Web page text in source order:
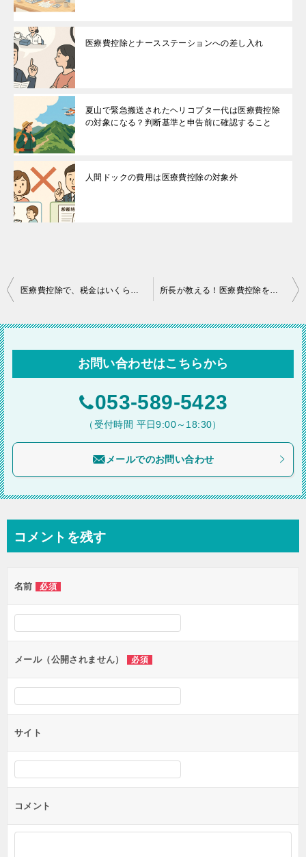
医療費控除とナースステーションへの差し入れ
夏山で緊急搬送されたヘリコプター代は医療費控除
の対象になる？判断基準と申告前に確認すること
人間ドックの費用は医療費控除の対象外
投
ナ
ビ
ゲ
ョ
医療費控除で、税金はいくら安くなるの？ 所長が教える！医療費控除を賢く使う３つのコツ
お問い合わせはこちらから
053-589-5423
（受付時間 平日9:00～18:30）
メールでのお問い合わせ
コメントを残す
名前 必須
メール（公開されません） 必須
サイト
コメント